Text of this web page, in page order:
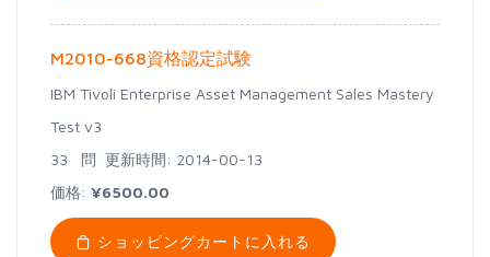
M2010-668資格認定試験
IBM Tivoli Enterprise Asset Management Sales Mastery
Test v3
33 問 更新時間: 2014-00-13
価格: ¥6500.00
ショッピングカートに入れる